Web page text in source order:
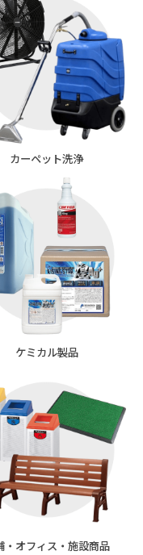
カーペット洗浄
ケミカル製品
・オフィス・ 施設商品